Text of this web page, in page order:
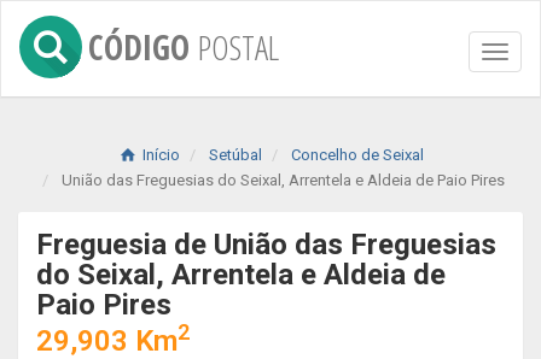
Toggle
CÓDIGO POSTAL
Início Setúbal
Concelho de Seixal
União das Freguesias do Seixal, Arrentela e Aldeia de Paio Pires
Freguesia de União das Freguesias
do Seixal, Arrentela e Aldeia de
Paio Pires
29,903 Km2